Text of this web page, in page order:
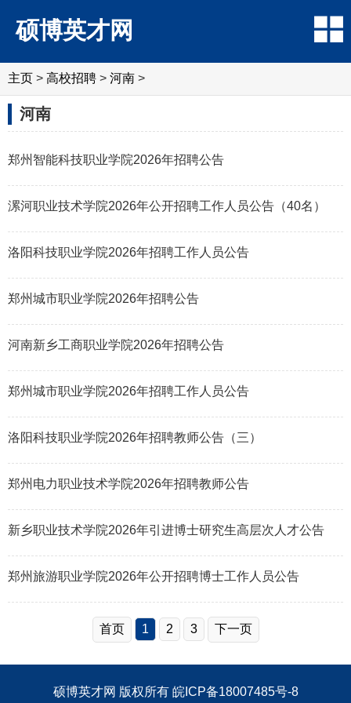
硕博英才网
主页 > 高校招聘 > 河南 >
河南
郑州智能科技职业学院2026年招聘公告
漯河职业技术学院2026年公开招聘工作人员公告（40名）
洛阳科技职业学院2026年招聘工作人员公告
郑州城市职业学院2026年招聘公告
河南新乡工商职业学院2026年招聘公告
郑州城市职业学院2026年招聘工作人员公告
洛阳科技职业学院2026年招聘教师公告（三）
郑州电力职业技术学院2026年招聘教师公告
新乡职业技术学院2026年引进博士研究生高层次人才公告
郑州旅游职业学院2026年公开招聘博士工作人员公告
首页 1 2 3 下一页
硕博英才网 版权所有 皖ICP备18007485号-8